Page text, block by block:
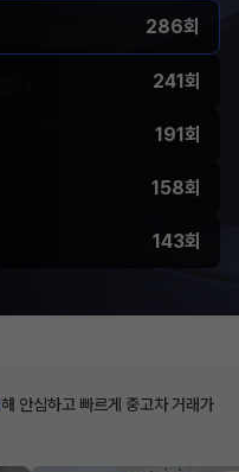
286회
241회
191회
158회
143회
해 안심하고 빠르게 중고차 거래가